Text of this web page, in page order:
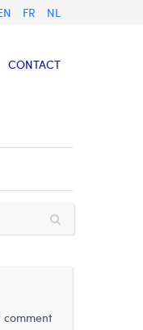
FR NL
CONTACT
comment